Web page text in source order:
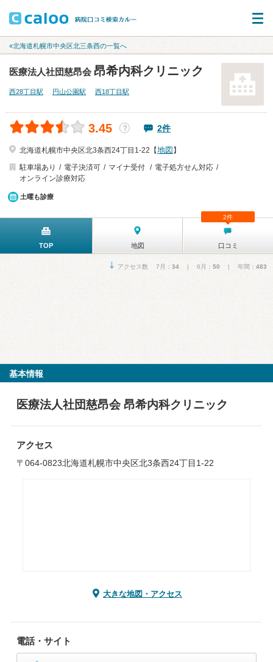
«北海道札幌市中央区北三条西の一覧へ
医療法人社団慈昂会 昂希内科クリニック
西28丁目駅 円山公園駅 西18丁目駅
3.45 ？ 2件
北海道札幌市中央区北3条西24丁目1-22【地図 】
駐車場あり
電子決済可 マイナ受付
電子処方せん対応
オンライン診療対応
土曜も診療
TOP 地図 口コミ
2件
アクセス数 7月： 34 | 6月： 50 | 年間： 483
基本情報
医療法人社団慈昂会 昂希内科クリニック
アクセス
〒064-0823北海道札幌市中央区北3条西24丁目1-22
大きな地図・アクセス
電話・サイト